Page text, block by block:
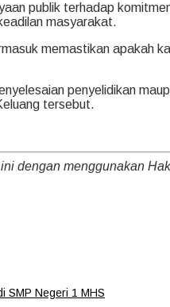
publik terhadap
masyarakat.
memastikan apakah
penyelidikan
tersebut.
dengan menggunakan
SMP Negeri 1 MHS